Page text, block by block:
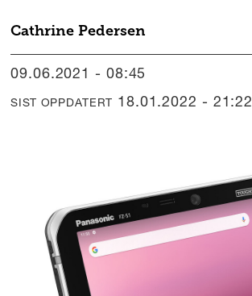
Cathrine Pedersen
09.06.2021 - 08:45
SIST OPPDATERT 18.01.2022 - 21:22